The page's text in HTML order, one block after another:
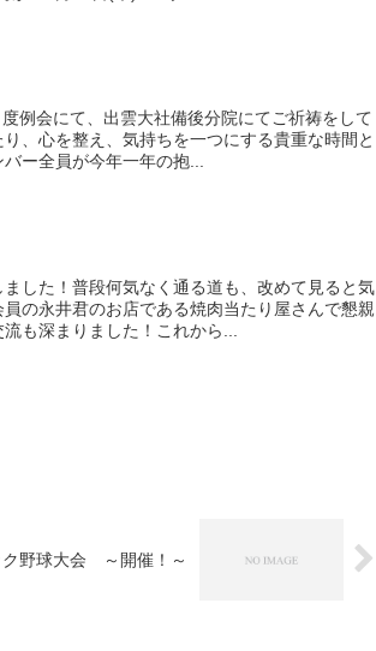
例会にて、出雲大社備後分院にてご祈祷をして
、心を整え、気持ちを一つにする貴重な時間と
ー全員が今年一年の抱...
した！普段何気なく通る道も、改めて見ると気
の永井君のお店である焼肉当たり屋さんで懇親
も深まりました！これから...
野球大会 ～開催！～